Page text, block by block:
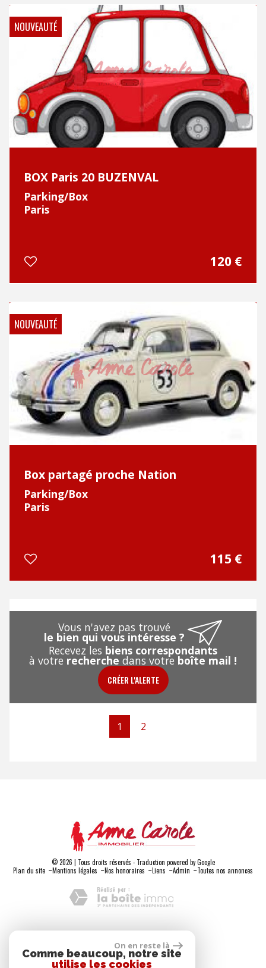
NOUVEAUTÉ
BOX Paris 20 BUZENVAL
Parking/Box
Paris
120 €
NOUVEAUTÉ
Box partagé proche Nation
Parking/Box
Paris
115 €
Vous n'avez pas trouvé
le bien qui vous intéresse ?
Recevez les biens correspondants
à votre recherche dans votre boîte mail !
CRÉER L'ALERTE
1 2
© 2026 | Tous droits réservés - Traduction powered by Google
Plan du site -Mentions légales -Nos honoraires -Liens-Admin -Toutes nos annonces
Adhérents
On en reste là
Comme beaucoup, notre site
utilise les cookies